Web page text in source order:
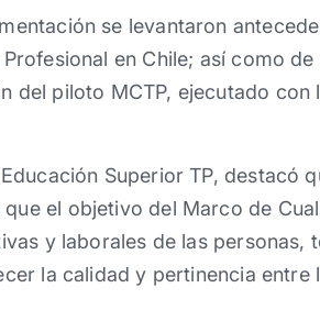
se levantaron
en Chile; así como
del piloto MCTP, ejecutado con
Superior TP, destacó
el objetivo del Marco de
y laborales de las personas,
la calidad y pertinencia